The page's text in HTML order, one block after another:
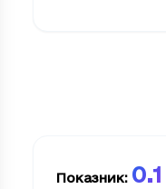
Показник: 0.1